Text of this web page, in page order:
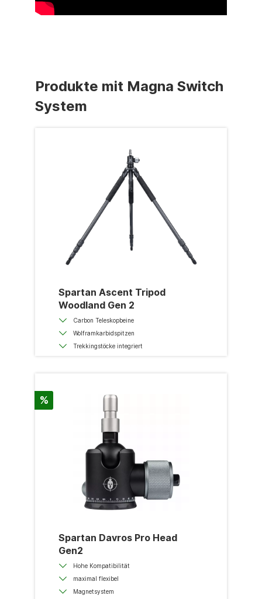
Produkte mit Magna Switch
System
Spartan Ascent Tripod
Woodland Gen 2
Carbon Teleskopbeine
Wolframkarbidspitzen
Trekkingstöcke integriert
%
Spartan Davros Pro Head
Gen2
Hohe Kompatibilität
maximal flexibel
Magnetsystem